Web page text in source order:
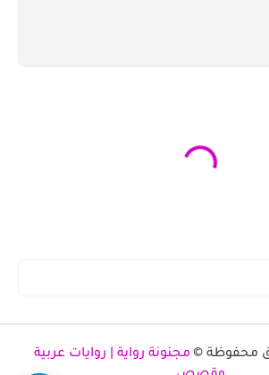
محفوظة © مجنونة رواية | روايات عربية